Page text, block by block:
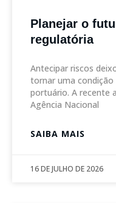
Planejar o
regulatória
Antecipar riscos
tornar uma
portuário. A recente
Agência Nacional
SAIBA MAIS
16 DE JULHO DE 2026